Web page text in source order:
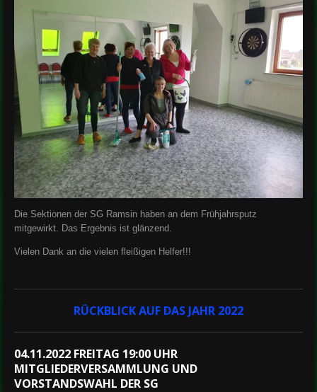
Die Sektionen der SG Ramsin haben an dem Frühjahrsputz
mitgewirkt. Das Ergebnis ist glänzend.
Vielen Dank an die vielen fleißigen Helfer!!!
RÜCKBLICK AUF DAS JAHR 2022
04.11.2022 FREITAG 19:00 UHR
MITGLIEDERVERSAMMLUNG UND
VORSTANDSWAHL DER SG